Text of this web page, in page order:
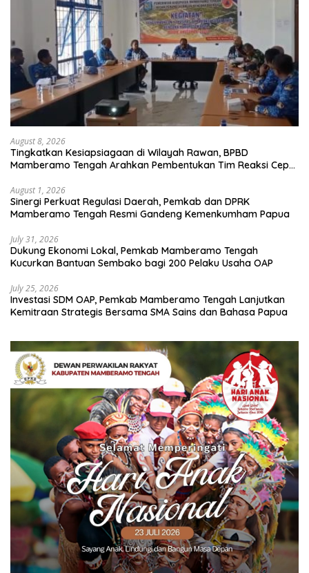
August 8, 2026
Tingkatkan Kesiapsiagaan di Wilayah Rawan, BPBD
Mamberamo Tengah Arahkan Pembentukan Tim Reaksi Cepat
August 1, 2026
Sinergi Perkuat Regulasi Daerah, Pemkab dan DPRK
Mamberamo Tengah Resmi Gandeng Kemenkumham Papua
July 31, 2026
Dukung Ekonomi Lokal, Pemkab Mamberamo Tengah
Kucurkan Bantuan Sembako bagi 200 Pelaku Usaha OAP
July 25, 2026
Investasi SDM OAP, Pemkab Mamberamo Tengah Lanjutkan
Kemitraan Strategis Bersama SMA Sains dan Bahasa Papua